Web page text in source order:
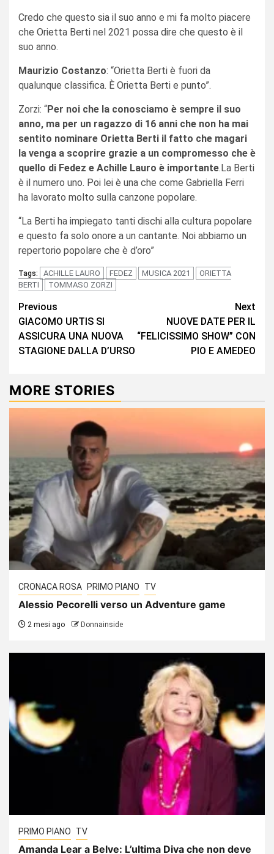
Credo che questo sia il suo anno e mi fa molto piacere
che Orietta Berti nel 2021 possa dire che questo è il
suo anno.
Maurizio Costanzo: “Orietta Berti è fuori da
qualunque classifica. È Orietta Berti e punto”.
Zorzi: “Per noi che la conosciamo è sempre il suo
anno, ma per un ragazzo di 16 anni che non ha mai
sentito nominare Orietta Berti il fatto che magari
la venga a scoprire grazie a un compromesso che è
quello di Fedez e Achille Lauro è importante.La Berti
è il numero uno. Poi lei è una che come Gabriella Ferri
ha lavorato molto sulla canzone popolare.
“La Berti ha impiegato tanti dischi alla cultura popolare
e questo fa solo onore a un cantante. Noi abbiamo un
repertorio popolare che è d’oro”
Tags: ACHILLE LAURO FEDEZ MUSICA 2021
ORIETTA
BERTI
TOMMASO ZORZI
Continue
Reading
Previous
GIACOMO URTIS SI
ASSICURA UNA NUOVA
STAGIONE DALLA D’URSO
Next
NUOVE DATE PER IL
“FELICISSIMO SHOW” CON
PIO E AMEDEO
MORE STORIES
CRONACA ROSA PRIMO PIANO TV
Alessio Pecorelli verso un Adventure game
2 mesi ago Donnainside
PRIMO PIANO TV
Amanda Lear a Belve: L’ultima Diva che non deve